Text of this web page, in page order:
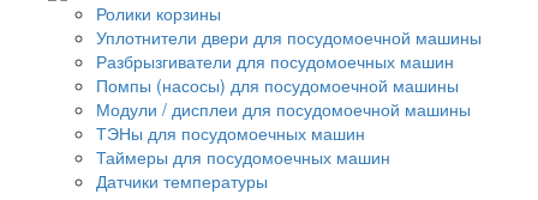
Ролики корзины
Уплотнители двери для посудомоечной машины
Разбрызгиватели для посудомоечных машин
Помпы (насосы) для посудомоечной машины
Модули / дисплеи для посудомоечной машины
ТЭНы для посудомоечных машин
Таймеры для посудомоечных машин
Датчики температуры